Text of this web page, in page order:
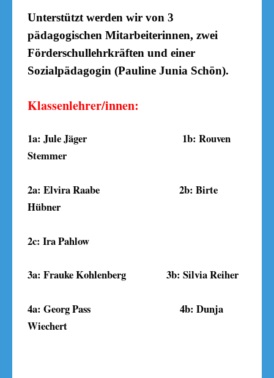
Unterstützt werden wir von 3
pädagogischen Mitarbeiterinnen, zwei
Förderschullehrkräften und einer
Sozialpädagogin (Pauline Junia Schön).
Klassenlehrer/innen:
1a: Jule Jäger 1b: Rouven
Stemmer
2a: Elvira Raabe 2b: Birte
Hübner
2c: Ira Pahlow
3a: Frauke Kohlenberg 3b: Silvia Reiher
4a: Georg Pass 4b: Dunja
Wiechert